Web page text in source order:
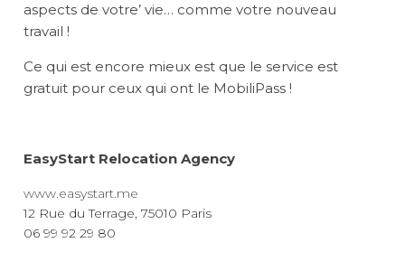
aspects de votre’ vie… comme votre nouveau
travail !
Ce qui est encore mieux est que le service est
gratuit pour ceux qui ont le MobiliPass !
EasyStart Relocation Agency
www.easystart.me
12 Rue du Terrage, 75010 Paris
06 99 92 29 80